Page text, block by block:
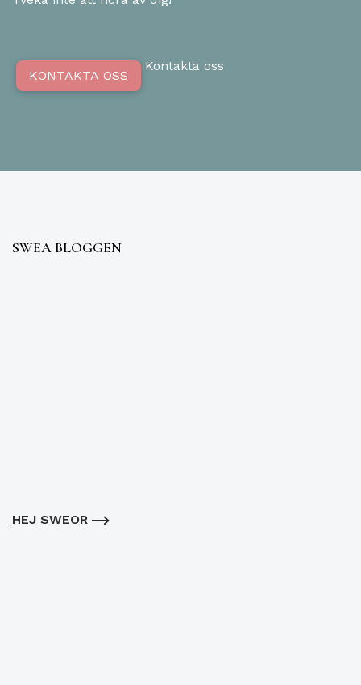
KONTAKTA OSS
Kontakta oss
SWEA BLOGGEN
HEJ SWEOR